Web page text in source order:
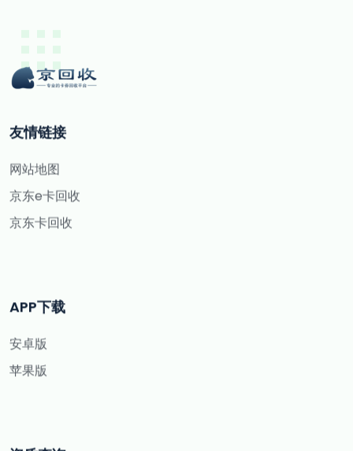
友情链接
网站地图
京东e卡回收
京东卡回收
APP下载
安卓版
苹果版